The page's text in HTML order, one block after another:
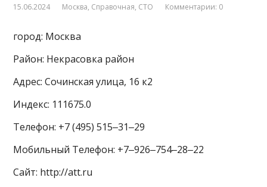
15.06.2024 Москва, Справочная, СТО Комментарии: 0
город: Москва
Район: Некрасовка район
Адрес: Сочинская улица, 16 к2
Индекс: 111675.0
Телефон: +7 (495) 515‒31‒29
Мобильный Телефон: +7‒926‒754‒28‒22
Сайт: http://att.ru